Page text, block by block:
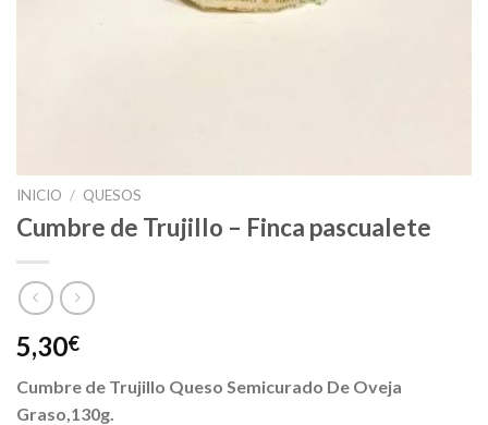
INICIO / QUESOS
Cumbre de Trujillo – Finca pascualete
5,30€
Cumbre de Trujillo Queso Semicurado De Oveja
Graso,130g.